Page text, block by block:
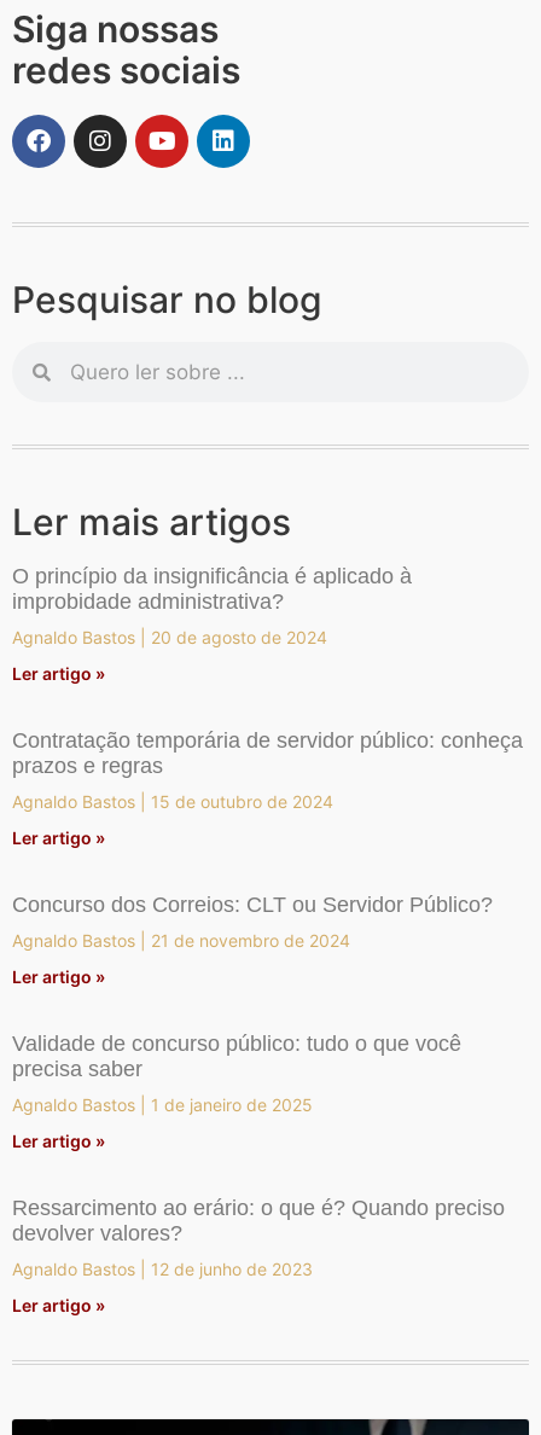
Siga nossas
redes sociais
Pesquisar no blog
Ler mais artigos
O princípio da insignificância é aplicado à
improbidade administrativa?
Agnaldo Bastos
20 de agosto de 2024
Ler artigo »
Contratação temporária de servidor público: conheça
prazos e regras
Agnaldo Bastos
15 de outubro de 2024
Ler artigo »
Concurso dos Correios: CLT ou Servidor Público?
Agnaldo Bastos
21 de novembro de 2024
Ler artigo »
Validade de concurso público: tudo o que você
precisa saber
Agnaldo Bastos
1 de janeiro de 2025
Ler artigo »
Ressarcimento ao erário: o que é? Quando preciso
devolver valores?
Agnaldo Bastos
12 de junho de 2023
Ler artigo »